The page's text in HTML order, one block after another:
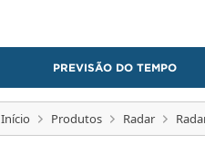
PREVISÃO DO TEMPO
Início Produtos Radar